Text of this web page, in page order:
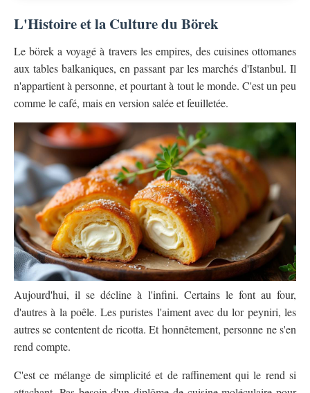
L'Histoire et la Culture du Börek
Le börek a voyagé à travers les empires, des cuisines ottomanes
aux tables balkaniques, en passant par les marchés d'Istanbul. Il
n'appartient à personne, et pourtant à tout le monde. C'est un peu
comme le café, mais en version salée et feuilletée.
Aujourd'hui, il se décline à l'infini. Certains le font au four,
d'autres à la poêle. Les puristes l'aiment avec du lor peyniri, les
autres se contentent de ricotta. Et honnêtement, personne ne s'en
rend compte.
C'est ce mélange de simplicité et de raffinement qui le rend si